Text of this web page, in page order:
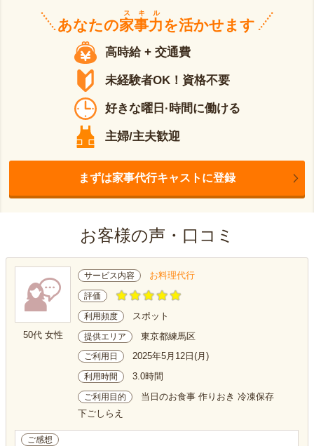
あなたの家事力
スキル
を活かせます
高時給 + 交通費
未経験者OK！資格不要
好きな曜日·時間に働ける
主婦/主夫歓迎
まずは家事代行キャストに登録
お客様の声・口コミ
50代 女性
サービス内容 お料理代行
評価
利用頻度 スポット
提供エリア 東京都練馬区
ご利用日 2025年5月12日(月)
利用時間 3.0時間
ご利用目的
当日のお食事 作りおき 冷凍保存
下ごしらえ
ご感想